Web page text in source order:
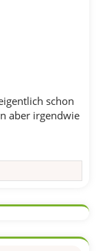
schon
aber irgendwie